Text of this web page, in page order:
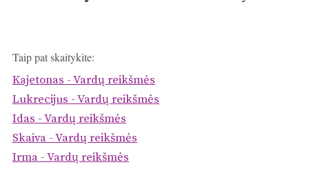
Taip pat skaitykite:
Kajetonas - Vardų reikšmės
Lukrecijus - Vardų reikšmės
Idas - Vardų reikšmės
Skaiva - Vardų reikšmės
Irma - Vardų reikšmės